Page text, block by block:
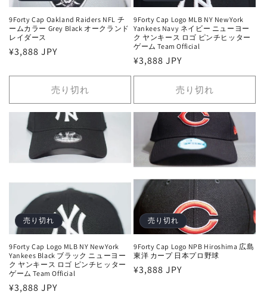
9Forty Cap Oakland Raiders NFL チ
ームカラー Grey Black オークランド
レイダース
通
価
¥3,888 JPY
売り切れ
9Forty Cap Logo MLB NY NewYork
Yankees Navy ネイビー ニューヨー
ク ヤンキース ロゴ ピンチヒッター
ゲーム Team Official
通
常
格
¥3,888 JPY
売り切れ
売り切れ
9Forty Cap Logo MLB NY NewYork
Yankees Black ブラック ニューヨー
ク ヤンキース ロゴ ピンチヒッター
ゲーム Team Official
通
¥3,888 JPY
売り切れ
9Forty Cap Logo NPB Hiroshima 広島
東洋 カープ 日本プロ野球
通
¥3,888 JPY